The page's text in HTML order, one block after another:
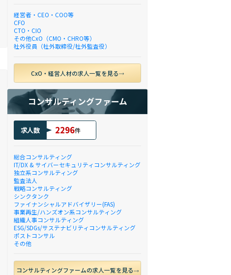
経営者・CEO・COO等
CFO
CTO・CIO
その他CxO（CMO・CHRO等）
社外役員（社外取締役/社外監査役）
CxO・経営人材の求人一覧を見る
コンサルティングファーム
求人数 2296件
総合コンサルティング
IT/DX & サイバーセキュリティコンサルティング
独立系コンサルティング
監査法人
戦略コンサルティング
シンクタンク
ファイナンシャルアドバイザリー(FAS)
事業再生/ハンズオン系コンサルティング
組織人事コンサルティング
ESG/SDGs/サステナビリティコンサルティング
ポストコンサル
その他
コンサルティングファームの求人一覧を見る